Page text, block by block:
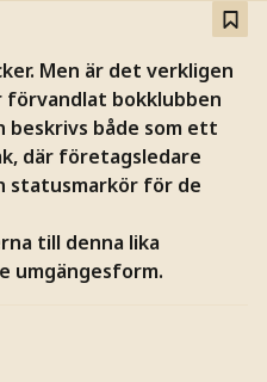
Men är det verkligen
förvandlat bokklubben
beskrivs både som ett
där företagsledare
statusmarkör för de
till denna lika
umgängesform.